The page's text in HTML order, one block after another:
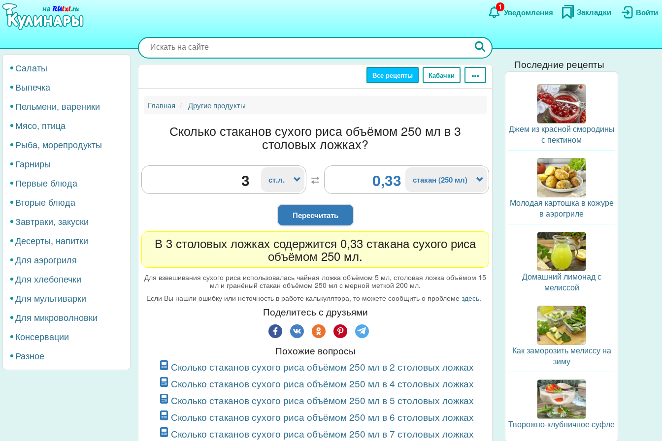
Перейти
основному
Войти
Закладки
Уведомления
1
Салаты
Выпечка
Пельмени, вареники
Мясо, птица
Рыба, морепродукты
Гарниры
Первые блюда
Вторые блюда
Завтраки, закуски
Десерты, напитки
Для аэрогриля
Для хлебопечки
Для мультиварки
Для микроволновки
Консервации
Разное
Все рецепты Кабачки
Главная Другие продукты
Сколько стаканов сухого риса объёмом 250 мл в 3
столовых ложках?
ст.л. 0,33 стакан (250 мл)
Пересчитать
В 3 столовых ложках содержится 0,33 стакана сухого риса
объёмом 250 мл.
Для взвешивания сухого риса использовалась чайная ложка объёмом 5 мл, столовая ложка объёмом 15
мл и гранёный стакан объёмом 250 мл с мерной меткой 200 мл.
Если Вы нашли ошибку или неточность в работе калькулятора, то можете сообщить о проблеме здесь.
Поделитесь с друзьями
Похожие вопросы
Сколько стаканов сухого риса объёмом 250 мл в 2 столовых ложках
Сколько стаканов сухого риса объёмом 250 мл в 4 столовых ложках
Сколько стаканов сухого риса объёмом 250 мл в 5 столовых ложках
Сколько стаканов сухого риса объёмом 250 мл в 6 столовых ложках
Сколько стаканов сухого риса объёмом 250 мл в 7 столовых ложках
Последние рецепты
Джем из красной смородины
с пектином
Молодая картошка в кожуре
в аэрогриле
Домашний лимонад с
мелиссой
Как заморозить мелиссу на
зиму
Творожно-клубничное суфле